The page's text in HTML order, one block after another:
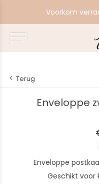
Voorkom
Terug
Enveloppe
Enveloppe
Geschikt voor